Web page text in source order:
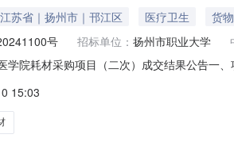
江苏省｜扬州市｜邗江区 医疗卫生
货物
号 招标单位： 扬州市职业大学
学院耗材采购项目（二次）成交结果公告一
市邗江工业园牧羊路12号2成交价：28500元
15:03